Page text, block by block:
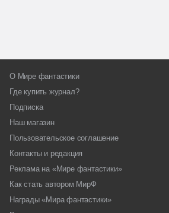
О Мире фантастики
Где купить журнал?
Подписка
Наш магазин
Пользовательское соглашение
Контакты и редакция
Реклама на «Мире фантастики»
Как стать автором МирФ
Награды «Мира фантастики»